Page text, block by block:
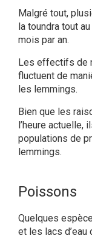
Malgré tout,
la toundra tout
mois par an.
Les effectifs de
fluctuent de
les lemmings.
Bien que les
l’heure actuelle,
populations de
lemmings.
Poissons
Quelques
et les lacs d’eau